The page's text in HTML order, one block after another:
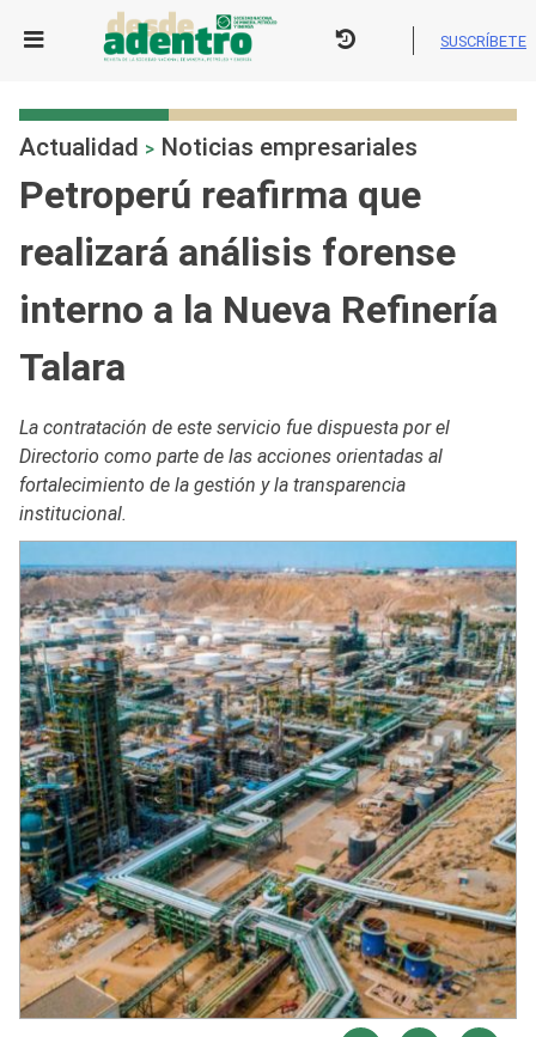
SUSCRÍBETE
Actualidad > Noticias empresariales
Petroperú reafirma que
realizará análisis forense
interno a la Nueva Refinería
Talara
La contratación de este servicio fue dispuesta por el
Directorio como parte de las acciones orientadas al
fortalecimiento de la gestión y la transparencia
institucional.